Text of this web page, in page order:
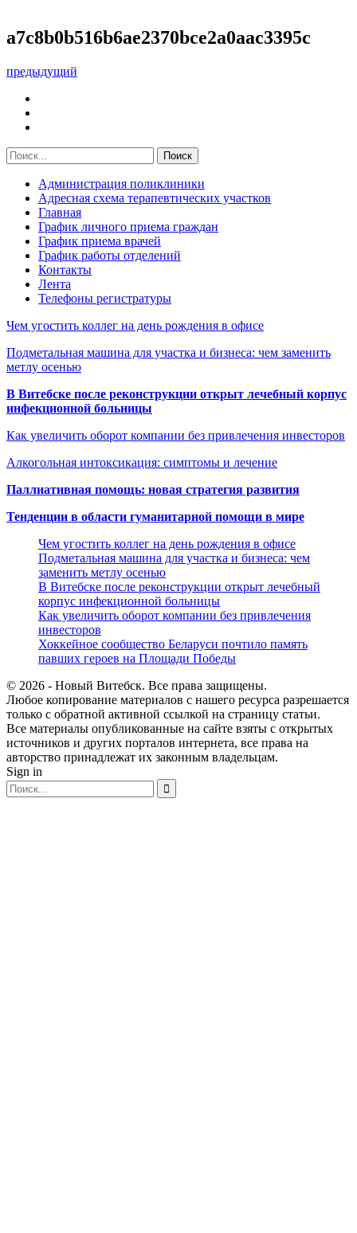
a7c8b0b516b6ae2370bce2a0aac3395c
предыдущий
Администрация поликлиники
Адресная схема терапевтических участков
Главная
График личного приема граждан
График приема врачей
График работы отделений
Контакты
Лента
Телефоны регистратуры
Чем угостить коллег на день рождения в офисе
Подметальная машина для участка и бизнеса: чем заменить
метлу осенью
В Витебске после реконструкции открыт лечебный корпус
инфекционной больницы
Как увеличить оборот компании без привлечения инвесторов
Алкогольная интоксикация: симптомы и лечение
Паллиативная помощь: новая стратегия развития
Тенденции в области гуманитарной помощи в мире
Чем угостить коллег на день рождения в офисе
Подметальная машина для участка и бизнеса: чем
заменить метлу осенью
В Витебске после реконструкции открыт лечебный
корпус инфекционной больницы
Как увеличить оборот компании без привлечения
инвесторов
Хоккейное сообщество Беларуси почтило память
павших героев на Площади Победы
© 2026 - Новый Витебск. Все права защищены.
Любое копирование материалов с нашего ресурса разрешается
только с обратной активной ссылкой на страницу статьи.
Все материалы опубликованные на сайте взяты с открытых
источников и других порталов интернета, все права на
авторство принадлежат их законным владельцам.
Sign in